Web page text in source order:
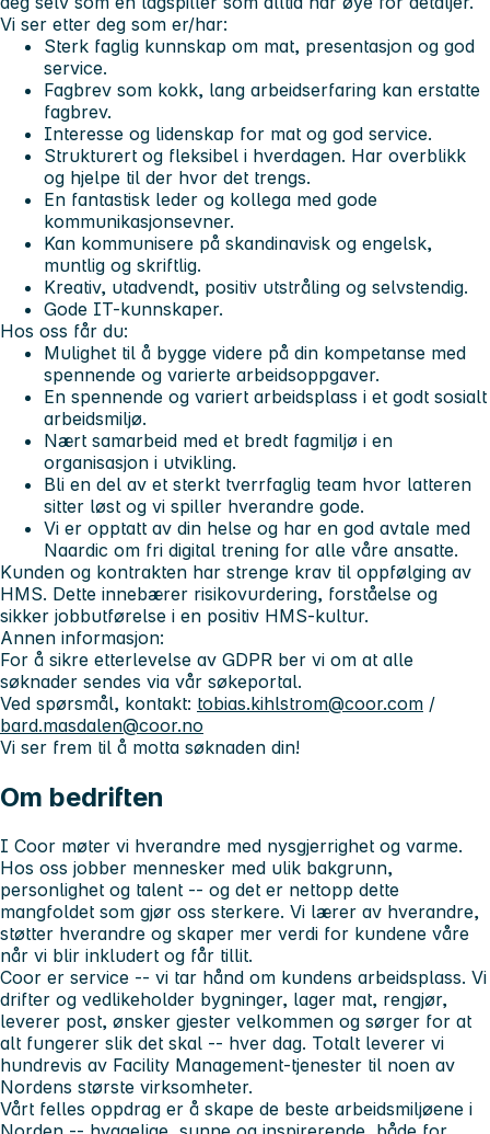
Vi ser etter deg som er/har:
Sterk faglig kunnskap om mat, presentasjon og god
service.
Fagbrev som kokk, lang arbeidserfaring kan erstatte
fagbrev.
Interesse og lidenskap for mat og god service.
Strukturert og fleksibel i hverdagen. Har overblikk
og hjelpe til der hvor det trengs.
En fantastisk leder og kollega med gode
kommunikasjonsevner.
Kan kommunisere på skandinavisk og engelsk,
muntlig og skriftlig.
Kreativ, utadvendt, positiv utstråling og selvstendig.
Gode IT-kunnskaper.
Hos oss får du:
Mulighet til å bygge videre på din kompetanse med
spennende og varierte arbeidsoppgaver.
En spennende og variert arbeidsplass i et godt sosialt
arbeidsmiljø.
Nært samarbeid med et bredt fagmiljø i en
organisasjon i utvikling.
Bli en del av et sterkt tverrfaglig team hvor latteren
sitter løst og vi spiller hverandre gode.
Vi er opptatt av din helse og har en god avtale med
Naardic om fri digital trening for alle våre ansatte.
Kunden og kontrakten har strenge krav til oppfølging av
HMS. Dette innebærer risikovurdering, forståelse og
sikker jobbutførelse i en positiv HMS-kultur.
Annen informasjon:
For å sikre etterlevelse av GDPR ber vi om at alle
søknader sendes via vår søkeportal.
Ved spørsmål, kontakt: tobias.kihlstrom@coor.com /
bard.masdalen@coor.no
Vi ser frem til å motta søknaden din!
Om bedriften
I Coor møter vi hverandre med nysgjerrighet og varme.
Hos oss jobber mennesker med ulik bakgrunn,
personlighet og talent -- og det er nettopp dette
mangfoldet som gjør oss sterkere. Vi lærer av hverandre,
støtter hverandre og skaper mer verdi for kundene våre
når vi blir inkludert og får tillit.
Coor er service -- vi tar hånd om kundens arbeidsplass. Vi
drifter og vedlikeholder bygninger, lager mat, rengjør,
leverer post, ønsker gjester velkommen og sørger for at
alt fungerer slik det skal -- hver dag. Totalt leverer vi
hundrevis av Facility Management-tjenester til noen av
Nordens største virksomheter.
Vårt felles oppdrag er å skape de beste arbeidsmiljøene i